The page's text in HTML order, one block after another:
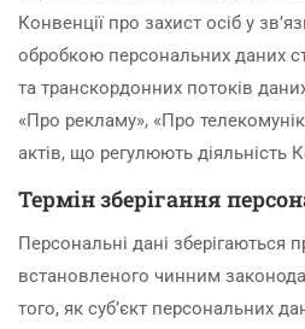
Конвенції про захист осіб у
обробкою персональних даних
та транскордонних потоків
«Про рекламу», «Про
актів, що регулюють діяльність
Термін зберігання
Персональні дані зберігаються
встановленого чинним
того, як суб’єкт персональних